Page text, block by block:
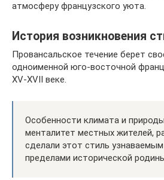
атмосферу французского уюта.
История возникновения
Провансальское течение берет
одноименной юго-восточной
XV-XVII веке.
Особенности климата и
менталитет местных жителей,
сделали этот стиль
пределами исторической